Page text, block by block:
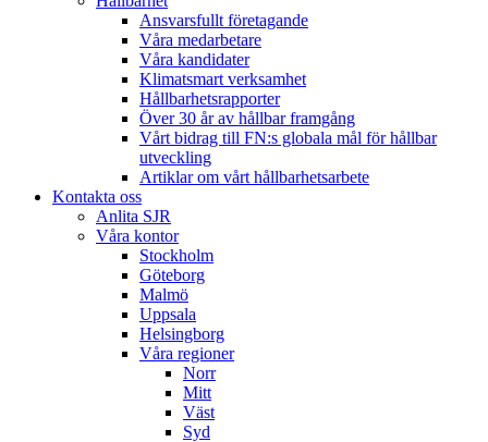
Ansvarsfullt företagande
Våra medarbetare
Våra kandidater
Klimatsmart verksamhet
Hållbarhetsrapporter
Över 30 år av hållbar framgång
Vårt bidrag till FN:s globala mål för hållbar
utveckling
Artiklar om vårt hållbarhetsarbete
Kontakta oss
Anlita SJR
Våra kontor
Stockholm
Göteborg
Malmö
Uppsala
Helsingborg
Våra regioner
Norr
Mitt
Väst
Syd